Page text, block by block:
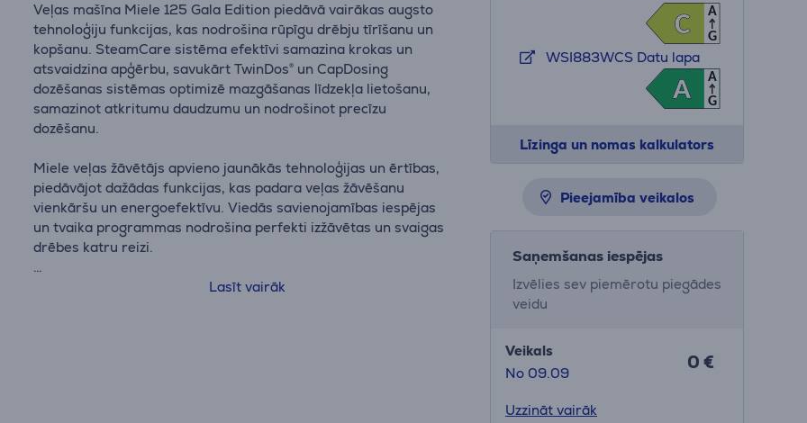
Veļas mašīna Miele 125 Gala Edition piedāvā vairākas augsto
tehnoloģiju funkcijas, kas nodrošina rūpīgu drēbju tīrīšanu un
kopšanu. SteamCare sistēma efektīvi samazina krokas un
atsvaidzina apģērbu, savukārt TwinDos® un CapDosing
dozēšanas sistēmas optimizē mazgāšanas līdzekļa lietošanu,
samazinot atkritumu daudzumu un nodrošinot precīzu
dozēšanu.
Miele veļas žāvētājs apvieno jaunākās tehnoloģijas un ērtības,
piedāvājot dažādas funkcijas, kas padara veļas žāvēšanu
vienkāršu un energoefektīvu. Viedās savienojamības iespējas
un tvaika programmas nodrošina perfekti izžāvētas un svaigas
drēbes katru reizi.
• SteamCare saīsina gludināšanas laiku par 50% un atsvaidzina
Lasīt vairāk
C
C A
G
WSI883WCS Datu lapa
A
A A
G
Līzinga un nomas kalkulators
Pieejamība veikalos
Saņemšanas iespējas
Izvēlies sev piemērotu piegādes
veidu
Veikals
No 09.09
0 €
Uzzināt vairāk